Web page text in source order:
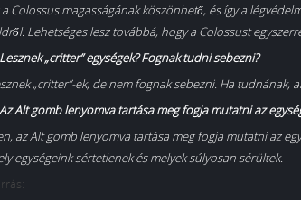
a Colossus magasságának köszönhető, és így a
Lehetséges lesz továbbá, hogy a Colossust
„critter” egységek? Fognak tudni sebezni?
„critter”-ek, de nem fognak sebezni. Ha tudnának,
Alt gomb lenyomva tartása meg fogja mutatni az
az Alt gomb lenyomva tartása meg fogja mutatni az
egységeink sértetlenek és melyek súlyosan sérültek.